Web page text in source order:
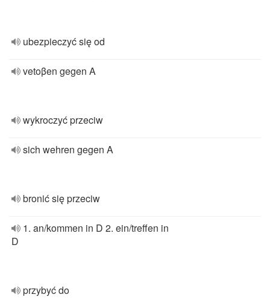
ubezpieczyć się od
vetoβen gegen A
wykroczyć przeciw
sich wehren gegen A
bronić się przeciw
1. an/kommen in D 2. ein/treffen in
D
przybyć do